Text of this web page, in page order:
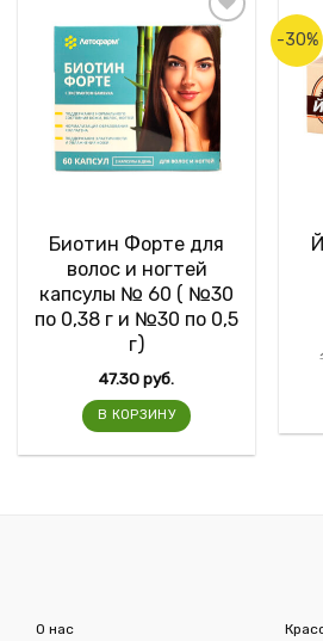
Биотин Форте для
волос и ногтей
капсулы № 60 ( №30
по 0,38 г и №30 по 0,5
г)
47.30руб.
В КОРЗИНУ
-30%
О нас